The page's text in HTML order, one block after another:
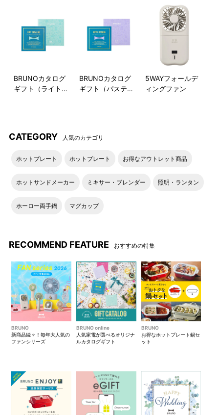
BRUNOカタログ
ギフト（ライトブ
BRUNOカタログ
ギフト（パステル
5WAYフォールデ
ィングファン
CATEGORY 人気のカテゴリ
ホットプレート ホットプレート お得なアウトレット商品
ホットサンドメーカー ミキサー・ブレンダー 照明・ランタン
ホーロー両手鍋 マグカップ
RECOMMEND FEATURE おすすめの特集
BRUNO
新商品続々！毎年大人気の
ファンシリーズ
BRUNO online
人気家電が選べるオリジナ
ルカタログギフト
BRUNO
お得なホットプレート鍋セ
ット